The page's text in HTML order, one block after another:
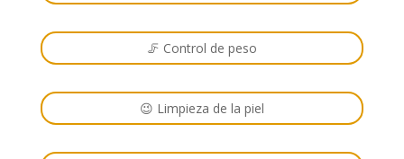
🦵 Control de peso
😉 Limpieza de la piel